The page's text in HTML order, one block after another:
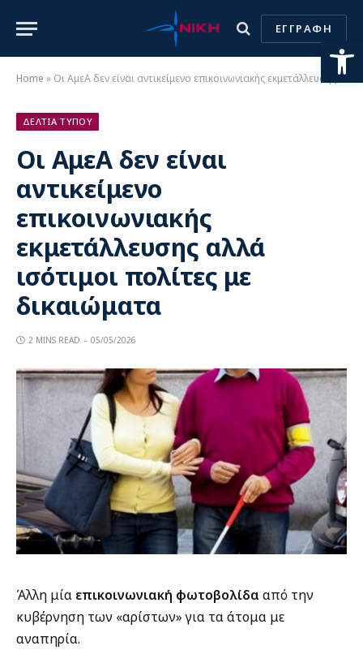
ΕΓΓΡΑΦΗ
Home » Οι ΑμεΑ δεν είναι αντικείμενο επικοινωνιακής εκμετάλλευσης αλλά ισότιμοι πολίτες με δικαιώματα
ΔΕΛΤΙΑ ΤΥΠΟΥ
Οι ΑμεΑ δεν είναι
αντικείμενο
επικοινωνιακής
εκμετάλλευσης αλλά
ισότιμοι πολίτες με
δικαιώματα
2 MINS READ 05/05/2026
Άλλη μία επικοινωνιακή φωτοβολίδα από την
κυβέρνηση των «αρίστων» για τα άτομα με
αναπηρία.